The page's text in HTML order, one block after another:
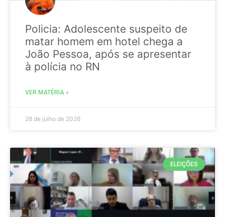
Policia: Adolescente suspeito de
matar homem em hotel chega a
João Pessoa, após se apresentar
à polícia no RN
VER MATÉRIA »
28 de julho de 2026
ELEIÇÕES